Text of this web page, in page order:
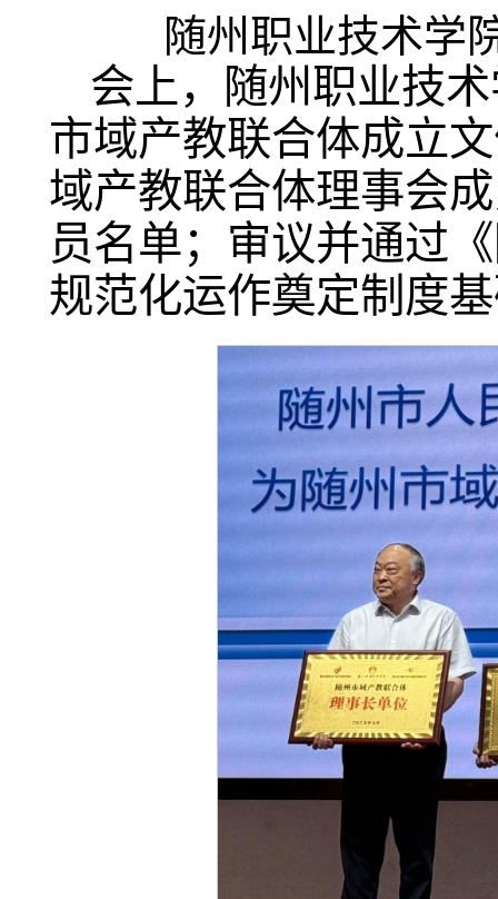
随州职业技术学
会上，随州职业技
市域产教联合体成立
域产教联合体理事会
员名单；审议并通过
规范化运作奠定制度